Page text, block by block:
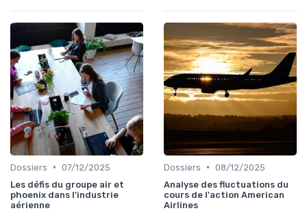
Dossiers • 07/12/2025
Les défis du groupe air et
phoenix dans l'industrie
aérienne
Dossiers • 08/12/2025
Analyse des fluctuations du
cours de l'action American
Airlines